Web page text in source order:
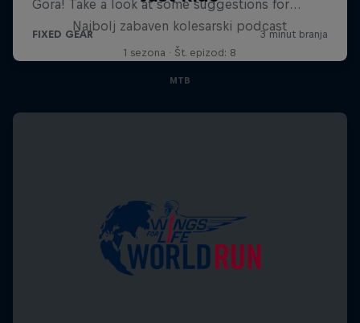
Najbolj zabaven kolesarski podcast
1 sezona · Št. epizod: 8
MTB